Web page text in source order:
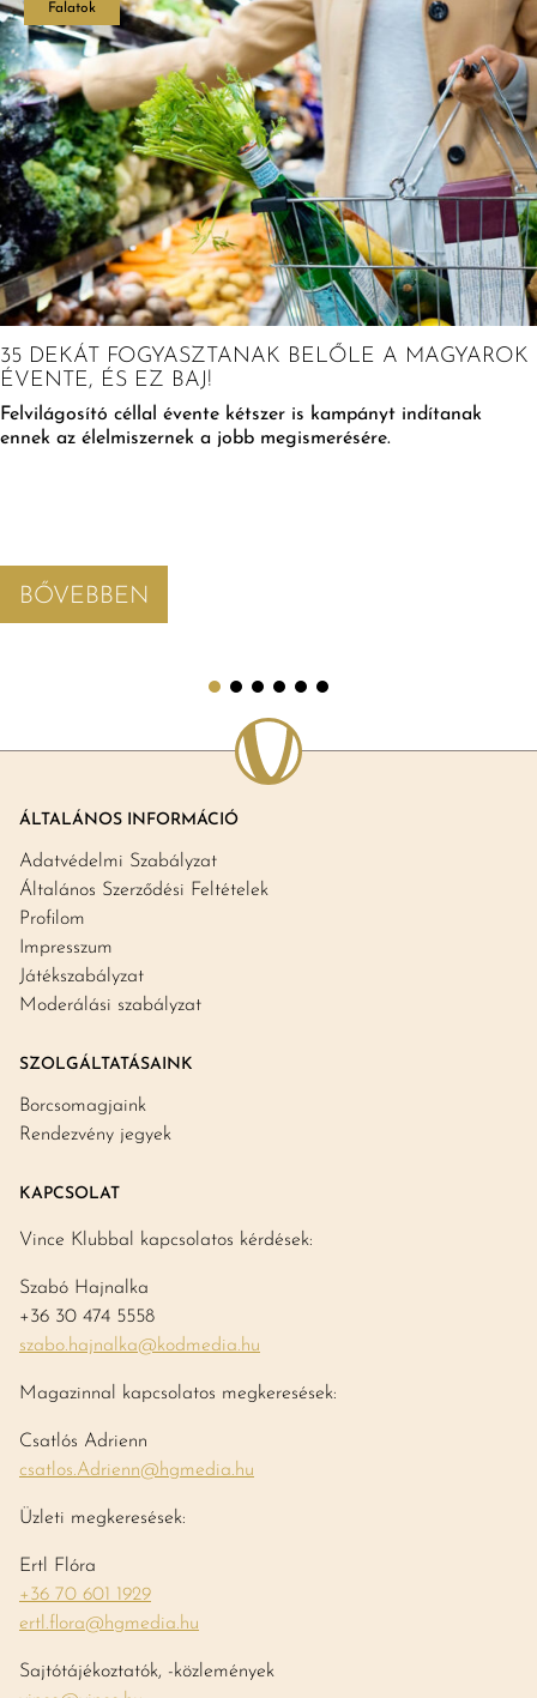
Falatok
35 DEKÁT FOGYASZTANAK BELŐLE A MAGYAROK
ÉVENTE, ÉS EZ BAJ!
Felvilágosító céllal évente kétszer is kampányt indítanak
ennek az élelmiszernek a jobb megismerésére.
BŐVEBBEN
ÁLTALÁNOS INFORMÁCIÓ
Adatvédelmi Szabályzat
Általános Szerződési Feltételek
Profilom
Impresszum
Játékszabályzat
Moderálási szabályzat
SZOLGÁLTATÁSAINK
Borcsomagjaink
Rendezvény jegyek
KAPCSOLAT
Vince Klubbal kapcsolatos kérdések:
Szabó Hajnalka
+36 30 474 5558
szabo.hajnalka@kodmedia.hu
Magazinnal kapcsolatos megkeresések:
Csatlós Adrienn
csatlos.Adrienn@hgmedia.hu
Üzleti megkeresések:
Ertl Flóra
+36 70 601 1929
ertl.flora@hgmedia.hu
Sajtótájékoztatók, -közlemények